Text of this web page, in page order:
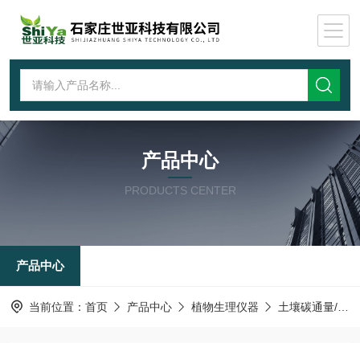
产品中心
PRODUCTS CENTER
产品中心
当前位置： 首页 产品中心 植物生理仪器 土壤碳通量/呼吸测定仪